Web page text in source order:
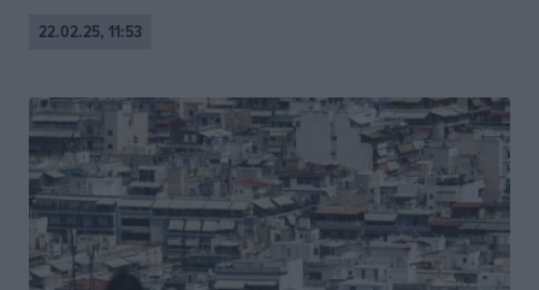
22.02.25, 11:53